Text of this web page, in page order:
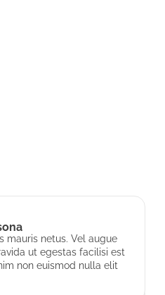
mauris netus. Vel augue
ut egestas facilisi est
non euismod nulla elit